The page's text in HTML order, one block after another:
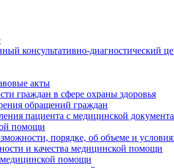
консультативно-диагностический
акты
граждан в сфере охраны здоровья
обращений граждан
пациента с медицинской
помощи
порядке, об объеме и
и качества медицинской помощи
помощи